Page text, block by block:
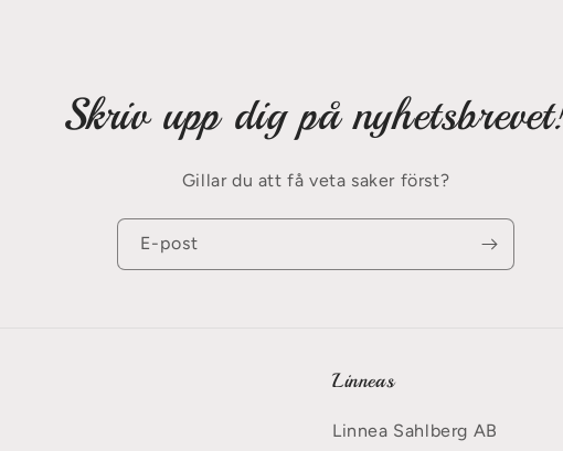
Skriv upp dig på
Gillar du att få veta saker först?
E-post
Linneas
Linnea Sahlberg AB